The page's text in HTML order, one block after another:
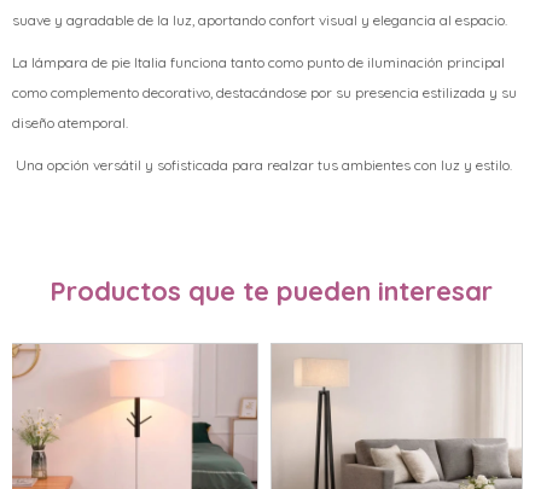
suave y agradable de la luz, aportando confort visual y elegancia al espacio.
La lámpara de pie Italia funciona tanto como punto de iluminación principal
como complemento decorativo, destacándose por su presencia estilizada y su
diseño atemporal.
Una opción versátil y sofisticada para realzar tus ambientes con luz y estilo.
Productos que te pueden interesar